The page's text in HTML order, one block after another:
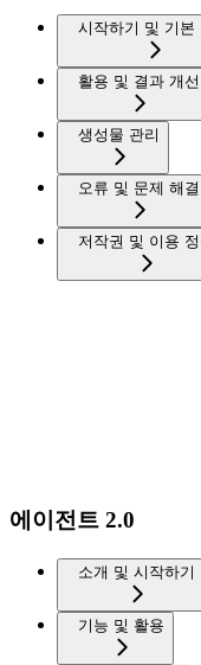
시작하기 및 기본
활용 및 결과 개선
생성물 관리
오류 및 문제 해결
저작권 및 이용 정
에이전트 2.0
소개 및 시작하기
기능 및 활용